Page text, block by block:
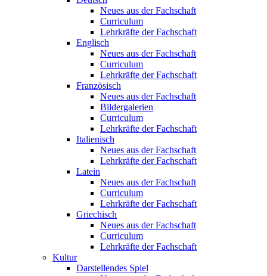
Neues aus der Fachschaft
Curriculum
Lehrkräfte der Fachschaft
Englisch
Neues aus der Fachschaft
Curriculum
Lehrkräfte der Fachschaft
Französisch
Neues aus der Fachschaft
Bildergalerien
Curriculum
Lehrkräfte der Fachschaft
Italienisch
Neues aus der Fachschaft
Lehrkräfte der Fachschaft
Latein
Neues aus der Fachschaft
Curriculum
Lehrkräfte der Fachschaft
Griechisch
Neues aus der Fachschaft
Curriculum
Lehrkräfte der Fachschaft
Kultur
Darstellendes Spiel